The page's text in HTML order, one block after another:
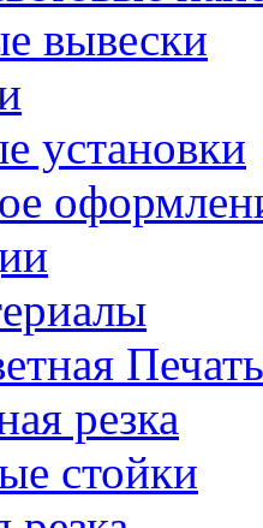
вывески
установки
Печать
резка
стойки